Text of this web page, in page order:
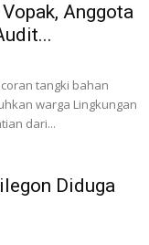
Anggota
tangki bahan
warga Lingkungan
dari...
Diduga